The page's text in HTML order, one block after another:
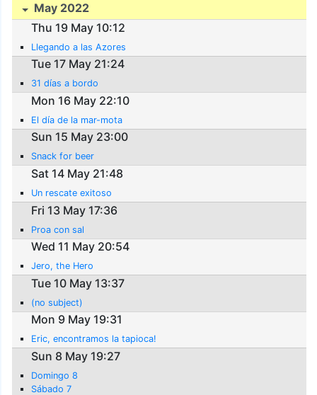
May 2022
Thu 19 May 10:12
Llegando a las Azores
Tue 17 May 21:24
31 días a bordo
Mon 16 May 22:10
El día de la mar-mota
Sun 15 May 23:00
Snack for beer
Sat 14 May 21:48
Un rescate exitoso
Fri 13 May 17:36
Proa con sal
Wed 11 May 20:54
Jero, the Hero
Tue 10 May 13:37
(no subject)
Mon 9 May 19:31
Eric, encontramos la tapioca!
Sun 8 May 19:27
Domingo 8
Sábado 7